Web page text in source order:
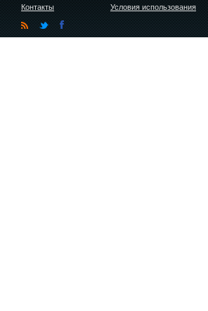
Контакты
Условия использования